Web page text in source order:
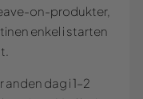
on-produkter,
enkel i starten
dag i 1–2